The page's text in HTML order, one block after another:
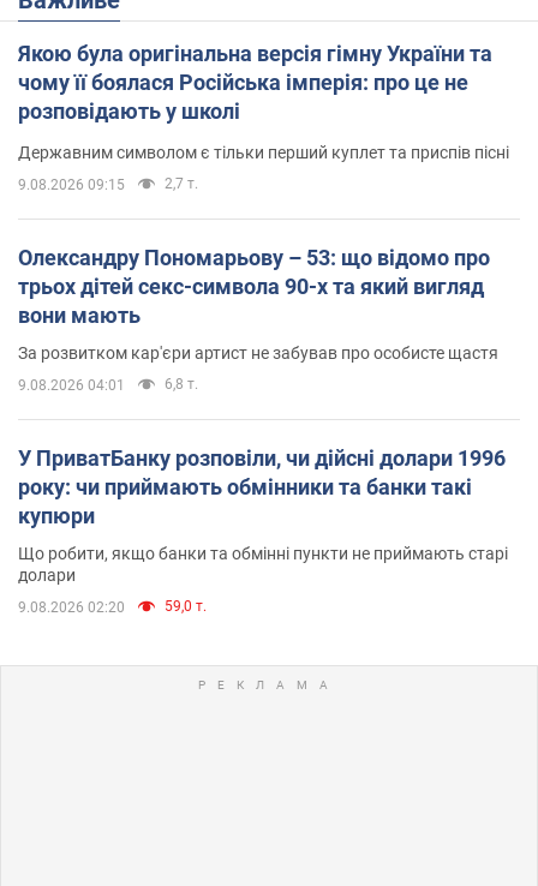
Якою була оригінальна версія гімну України та
чому її боялася Російська імперія: про це не
розповідають у школі
Державним символом є тільки перший куплет та приспів пісні
9.08.2026 09:15 2,7 т.
Олександру Пономарьову – 53: що відомо про
трьох дітей секс-символа 90-х та який вигляд
вони мають
За розвитком кар'єри артист не забував про особисте щастя
9.08.2026 04:01 6,8 т.
У ПриватБанку розповіли, чи дійсні долари 1996
року: чи приймають обмінники та банки такі
купюри
Що робити, якщо банки та обмінні пункти не приймають старі
долари
9.08.2026 02:20 59,0 т.